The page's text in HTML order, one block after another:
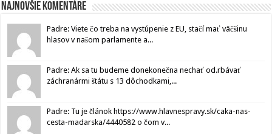
Najnovšie komentáre
Padre: Viete čo treba na vystúpenie z EU, stačí mať väčšinu
hlasov v našom parlamente a...
Padre: Ak sa tu budeme donekonečna nechať od.rbávať
záchranármi štátu s 13 dôchodkami,...
Padre: Tu je článok https://www.hlavnespravy.sk/caka-nas-
cesta-madarska/4440582 o čom v...